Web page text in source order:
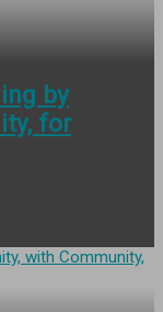
by
for